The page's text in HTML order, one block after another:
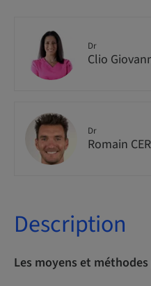
Dr
Clio
Dr
Romain
Description
Les moyens et